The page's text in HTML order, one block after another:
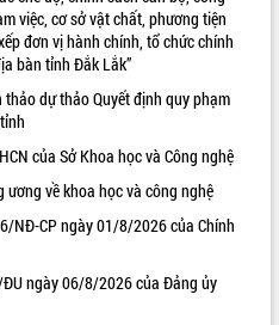
việc, cơ sở vật chất, phương tiện
đơn vị hành chính, tổ chức chính
bàn tỉnh Đắk Lắk”
dự thảo Quyết định quy phạm
của Sở Khoa học và Công nghệ
ương về khoa học và công nghệ
NĐ-CP ngày 01/8/2026 của Chính
ĐU ngày 06/8/2026 của Đảng ủy